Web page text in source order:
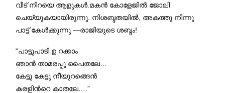
വീട് നിറയെ ആളുകൾ.മകൻ കോളേജിൽ ജോലി
ചെയ്യുകയായിരുന്നു. നിശബ്ദതയിൽ, അകത്തു നിന്നു
പാട്ട് കേൾക്കുന്നു —രാജിയുടെ ശബ്ദം!
“പാട്ടുപാടി ഉ റക്കാം
ഞാൻ താമരപ്പൂ പൈതലേ…
കേട്ടു കേട്ടു നീയുറങ്ങെൻ
കരളിന്‍റെ കാതലേ….”